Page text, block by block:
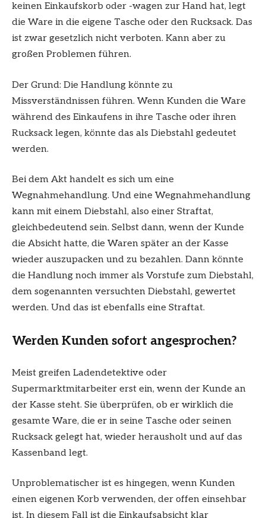
keinen Einkaufskorb oder -wagen zur Hand hat, legt
die Ware in die eigene Tasche oder den Rucksack. Das
ist zwar gesetzlich nicht verboten. Kann aber zu
großen Problemen führen.
Der Grund: Die Handlung könnte zu
Missverständnissen führen. Wenn Kunden die Ware
während des Einkaufens in ihre Tasche oder ihren
Rucksack legen, könnte das als Diebstahl gedeutet
werden.
Bei dem Akt handelt es sich um eine
Wegnahmehandlung. Und eine Wegnahmehandlung
kann mit einem Diebstahl, also einer Straftat,
gleichbedeutend sein. Selbst dann, wenn der Kunde
die Absicht hatte, die Waren später an der Kasse
wieder auszupacken und zu bezahlen. Dann könnte
die Handlung noch immer als Vorstufe zum Diebstahl,
dem sogenannten versuchten Diebstahl, gewertet
werden. Und das ist ebenfalls eine Straftat.
Werden Kunden sofort angesprochen?
Meist greifen Ladendetektive oder
Supermarktmitarbeiter erst ein, wenn der Kunde an
der Kasse steht. Sie überprüfen, ob er wirklich die
gesamte Ware, die er in seine Tasche oder seinen
Rucksack gelegt hat, wieder herausholt und auf das
Kassenband legt.
Unproblematischer ist es hingegen, wenn Kunden
einen eigenen Korb verwenden, der offen einsehbar
ist. In diesem Fall ist die Einkaufsabsicht klar